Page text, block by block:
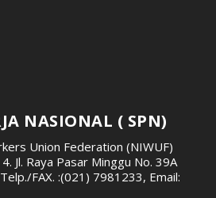
NASIONAL ( SPN)
Union Federation (NIWUF)
Jl. Raya Pasar Minggu No. 39A
Telp./FAX. :(021) 7981233, Email: